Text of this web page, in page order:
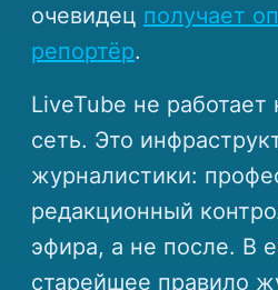
очевидец получает
репортёр.
LiveTube не работает
сеть. Это
журналистики:
редакционный
эфира, а не после. В
старейшее правило